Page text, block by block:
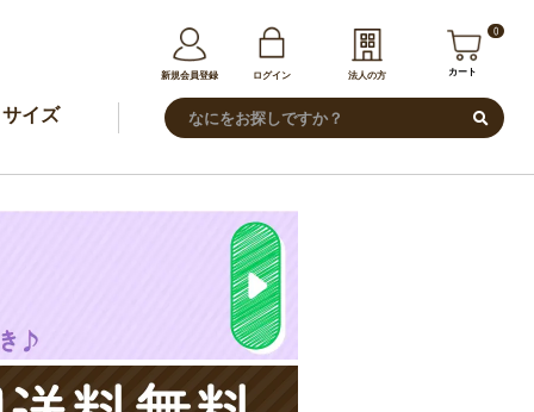
新規会員登録 ログイン 法人の方
0
カート
サイズ